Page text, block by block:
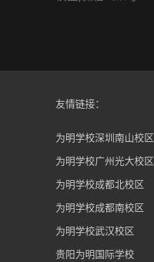
友情链接：
为明学校深圳南山校区
为明学校广州光大校区
为明学校成都北校区
为明学校成都南校区
为明学校武汉校区
贵阳为明国际学校